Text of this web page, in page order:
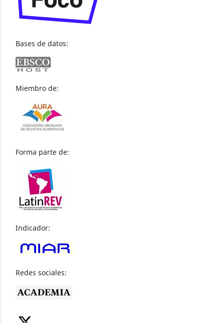
Bases de datos:
Miembro de:
Forma parte de:
Indicador:
Redes sociales: